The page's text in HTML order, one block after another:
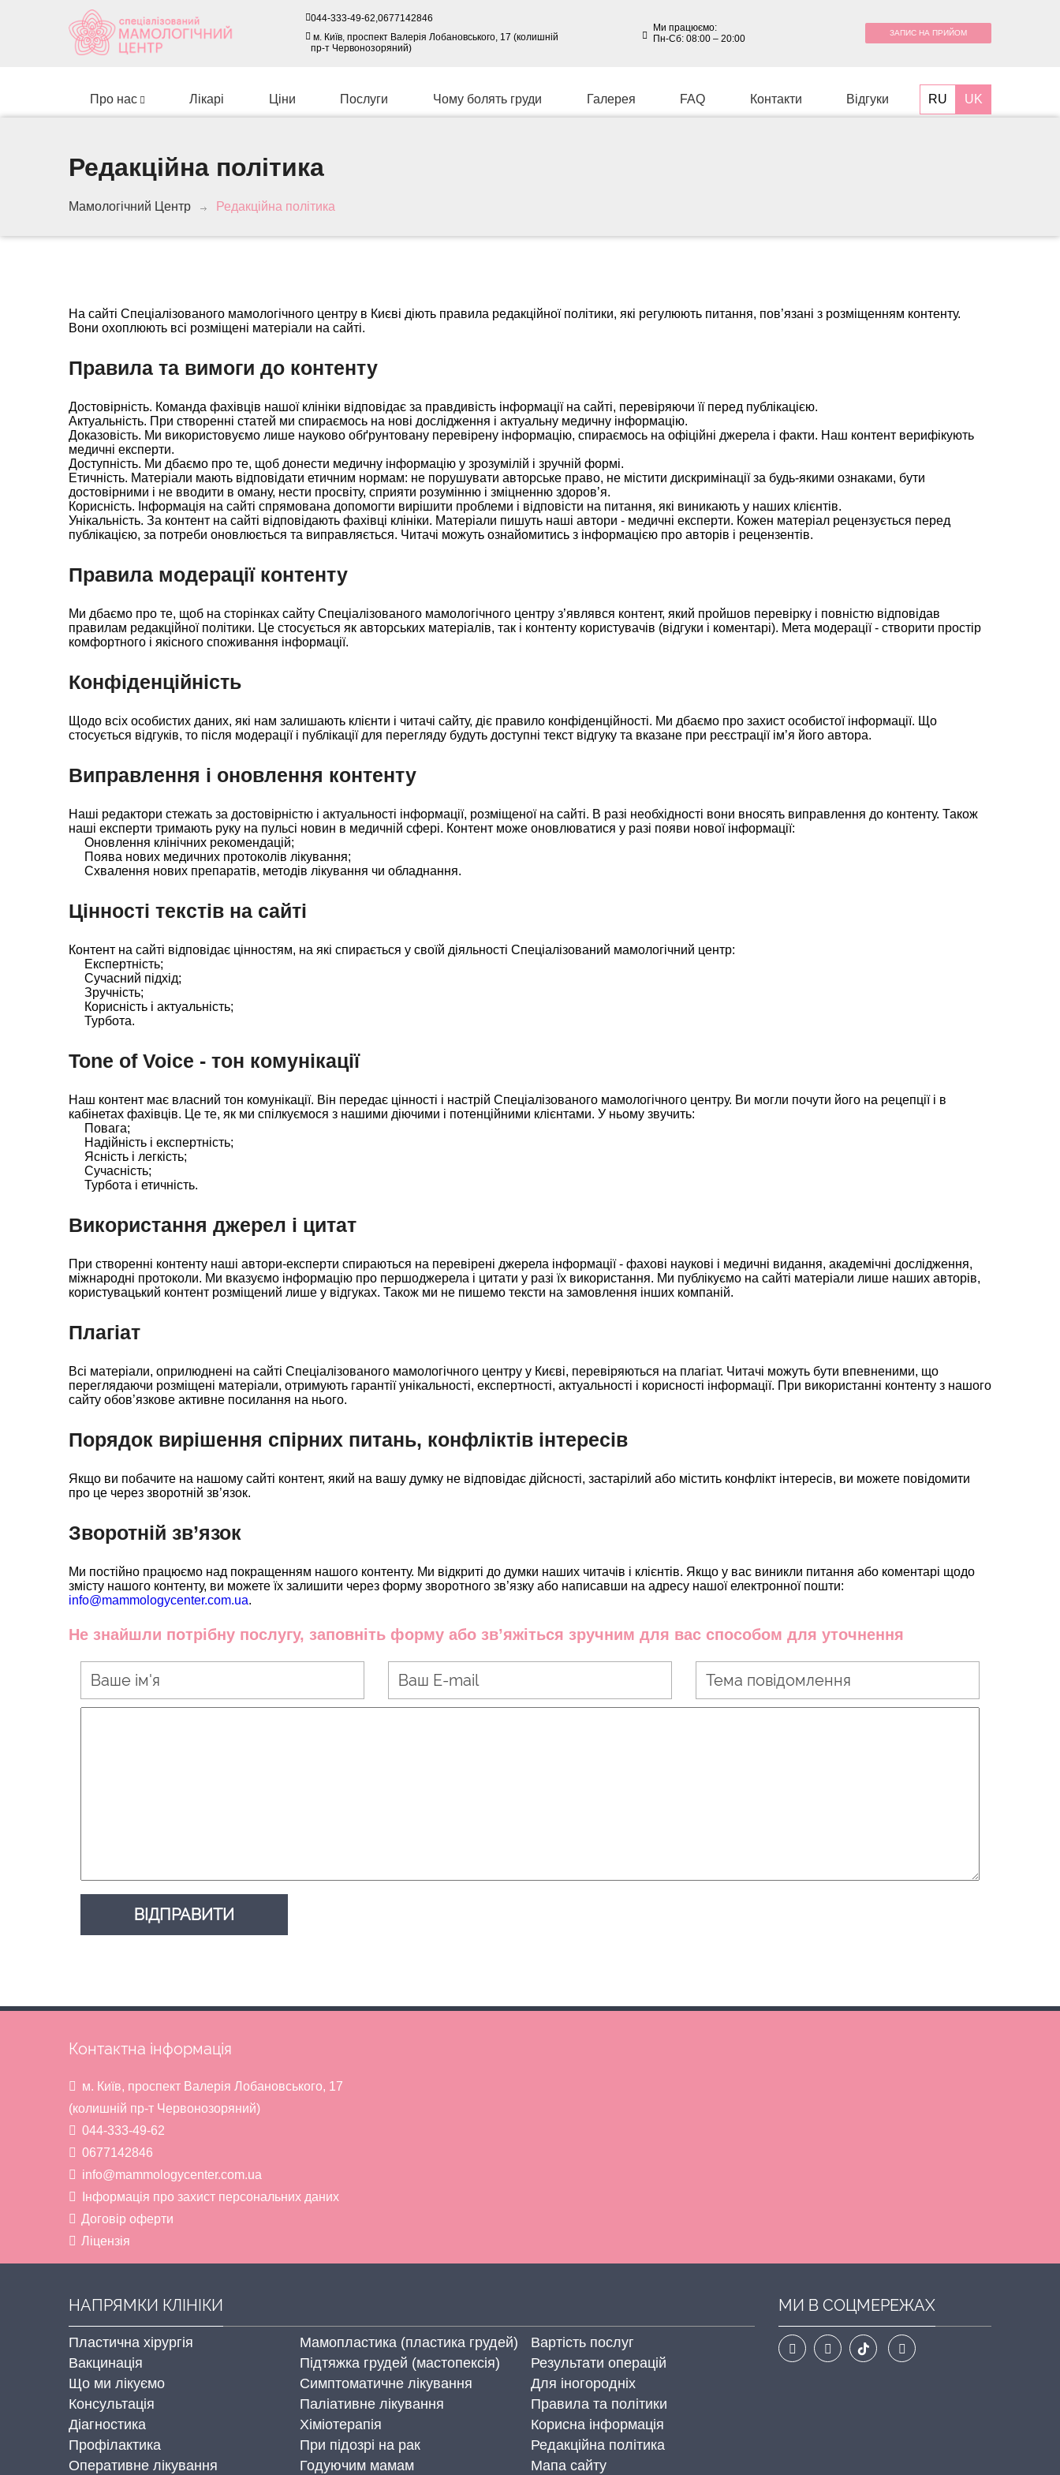
044-333-49-62,0677142846
м. Київ, проспект Валерія Лобановського, 17 (колишній
пр-т Червонозоряний)
Ми працюємо:
Пн-Сб: 08:00 – 20:00
ЗАПИС НА ПРИЙОМ
Про нас Лікарі Ціни Послуги Чому болять груди Галерея FAQ Контакти Відгуки RU UK
Редакційна політика
Мамологічний Центр Редакційна політика
На сайті Спеціалізованого мамологічного центру в Києві діють правила редакційної політики, які регулюють питання, пов’язані з розміщенням контенту.
Вони охоплюють всі розміщені матеріали на сайті.
Правила та вимоги до контенту
Достовірність. Команда фахівців нашої клініки відповідає за правдивість інформації на сайті, перевіряючи її перед публікацією.
Актуальність. При створенні статей ми спираємось на нові дослідження і актуальну медичну інформацію.
Доказовість. Ми використовуємо лише науково обґрунтовану перевірену інформацію, спираємось на офіційні джерела і факти. Наш контент верифікують
медичні експерти.
Доступність. Ми дбаємо про те, щоб донести медичну інформацію у зрозумілій і зручній формі.
Етичність. Матеріали мають відповідати етичним нормам: не порушувати авторське право, не містити дискримінації за будь-якими ознаками, бути
достовірними і не вводити в оману, нести просвіту, сприяти розумінню і зміцненню здоров’я.
Корисність. Інформація на сайті спрямована допомогти вирішити проблеми і відповісти на питання, які виникають у наших клієнтів.
Унікальність. За контент на сайті відповідають фахівці клініки. Матеріали пишуть наші автори - медичні експерти. Кожен матеріал рецензується перед
публікацією, за потреби оновлюється та виправляється. Читачі можуть ознайомитись з інформацією про авторів і рецензентів.
Правила модерації контенту
Ми дбаємо про те, щоб на сторінках сайту Спеціалізованого мамологічного центру з’являвся контент, який пройшов перевірку і повністю відповідав
правилам редакційної політики. Це стосується як авторських матеріалів, так і контенту користувачів (відгуки і коментарі). Мета модерації - створити простір
комфортного і якісного споживання інформації.
Конфіденційність
Щодо всіх особистих даних, які нам залишають клієнти і читачі сайту, діє правило конфіденційності. Ми дбаємо про захист особистої інформації. Що
стосується відгуків, то після модерації і публікації для перегляду будуть доступні текст відгуку та вказане при реєстрації ім’я його автора.
Виправлення і оновлення контенту
Наші редактори стежать за достовірністю і актуальності інформації, розміщеної на сайті. В разі необхідності вони вносять виправлення до контенту. Також
наші експерти тримають руку на пульсі новин в медичній сфері. Контент може оновлюватися у разі появи нової інформації:
Оновлення клінічних рекомендацій;
Поява нових медичних протоколів лікування;
Схвалення нових препаратів, методів лікування чи обладнання.
Цінності текстів на сайті
Контент на сайті відповідає цінностям, на які спирається у своїй діяльності Спеціалізований мамологічний центр:
Експертність;
Сучасний підхід;
Зручність;
Корисність і актуальність;
Турбота.
Tone of Voice - тон комунікації
Наш контент має власний тон комунікації. Він передає цінності і настрій Спеціалізованого мамологічного центру. Ви могли почути його на рецепції і в
кабінетах фахівців. Це те, як ми спілкуємося з нашими діючими і потенційними клієнтами. У ньому звучить:
Повага;
Надійність і експертність;
Ясність і легкість;
Сучасність;
Турбота і етичність.
Використання джерел і цитат
При створенні контенту наші автори-експерти спираються на перевірені джерела інформації - фахові наукові і медичні видання, академічні дослідження,
міжнародні протоколи. Ми вказуємо інформацію про першоджерела і цитати у разі їх використання. Ми публікуємо на сайті матеріали лише наших авторів,
користувацький контент розміщений лише у відгуках. Також ми не пишемо тексти на замовлення інших компаній.
Плагіат
Всі матеріали, оприлюднені на сайті Спеціалізованого мамологічного центру у Києві, перевіряються на плагіат. Читачі можуть бути впевненими, що
переглядаючи розміщені матеріали, отримують гарантії унікальності, експертності, актуальності і корисності інформації. При використанні контенту з нашого
сайту обов’язкове активне посилання на нього.
Порядок вирішення спірних питань, конфліктів інтересів
Якщо ви побачите на нашому сайті контент, який на вашу думку не відповідає дійсності, застарілий або містить конфлікт інтересів, ви можете повідомити
про це через зворотній зв’язок.
Зворотній зв’язок
Ми постійно працюємо над покращенням нашого контенту. Ми відкриті до думки наших читачів і клієнтів. Якщо у вас виникли питання або коментарі щодо
змісту нашого контенту, ви можете їх залишити через форму зворотного зв’язку або написавши на адресу нашої електронної пошти:
info@mammologycenter.com.ua.
Не знайшли потрібну послугу, заповніть форму або зв’яжіться зручним для вас способом для уточнення
Контактна інформація
м. Київ, проспект Валерія Лобановського, 17
(колишній пр-т Червонозоряний)
044-333-49-62
0677142846
info@mammologycenter.com.ua
Інформація про захист персональних даних
Договір оферти
Ліцензія
НАПРЯМКИ КЛІНІКИ
Пластична хірургія
Вакцинація
Що ми лікуємо
Консультація
Діагностика
Профілактика
Оперативне лікування
Мамопластика (пластика грудей)
Підтяжка грудей (мастопексія)
Симптоматичне лікування
Паліативне лікування
Хіміотерапія
При підозрі на рак
Годуючим мамам
Вартість послуг
Результати операцій
Для іногородніх
Правила та політики
Корисна інформація
Редакційна політика
Мапа сайту
МИ В СОЦМЕРЕЖАХ